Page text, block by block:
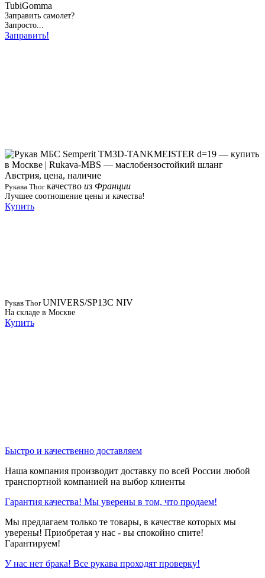
TubiGomma
Заправить самолет?
Запросто...
Заправить!
Рукава Thorкачество из Франции
Лучшее соотношение цены и качества!
Купить
Рукав ThorUNIVERS/SP13C NIV
На складе в Москве
Купить
Быстро и качественно доставляем
Наша компания производит доставку по всей России любой
транспортной компанией на выбор клиенты
Гарантия качества! Мы уверены в том, что продаем!
Мы предлагаем только те товары, в качестве которых мы
уверены! Приобретая у нас - вы спокойно спите!
Гарантируем!
У нас нет брака! Все рукава проходят проверку!